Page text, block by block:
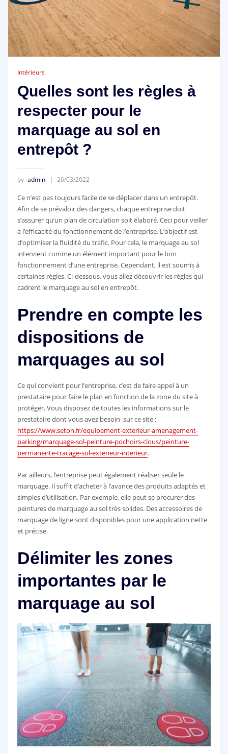
Intérieurs
Quelles sont les règles à
respecter pour le
marquage au sol en
entrepôt ?
by admin 26/03/2022
Ce n’est pas toujours facile de se déplacer dans un entrepôt.
Afin de se prévaloir des dangers, chaque entreprise doit
s’assurer qu’un plan de circulation soit élaboré. Ceci pour veiller
à l’efficacité du fonctionnement de l’entreprise. L’objectif est
d’optimiser la fluidité du trafic. Pour cela, le marquage au sol
intervient comme un élément important pour le bon
fonctionnement d’une entreprise. Cependant, il est soumis à
certaines règles. Ci-dessous, vous allez découvrir les règles qui
cadrent le marquage au sol en entrepôt.
Prendre en compte les
dispositions de
marquages au sol
Ce qui convient pour l’entreprise, c’est de faire appel à un
prestataire pour faire le plan en fonction de la zone du site à
protéger. Vous disposez de toutes les informations sur le
prestataire dont vous avez besoin sur ce site :
https://www.seton.fr/equipement-exterieur-amenagement-
parking/marquage-sol-peinture-pochoirs-clous/peinture-
permanente-tracage-sol-exterieur-interieur.
Par ailleurs, l’entreprise peut également réaliser seule le
marquage. Il suffit d’acheter à l’avance des produits adaptés et
simples d’utilisation. Par exemple, elle peut se procurer des
peintures de marquage au sol très solides. Des accessoires de
marquage de ligne sont disponibles pour une application nette
et précise.
Délimiter les zones
importantes par le
marquage au sol